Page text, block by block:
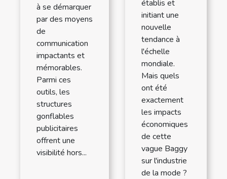
à se démarquer
par des moyens
de
communication
impactants et
mémorables.
Parmi ces
outils, les
structures
gonflables
publicitaires
offrent une
visibilité hors...
établis et
initiant une
nouvelle
tendance à
l'échelle
mondiale.
Mais quels
ont été
exactement
les impacts
économiques
de cette
vague Baggy
sur l'industrie
de la mode ?